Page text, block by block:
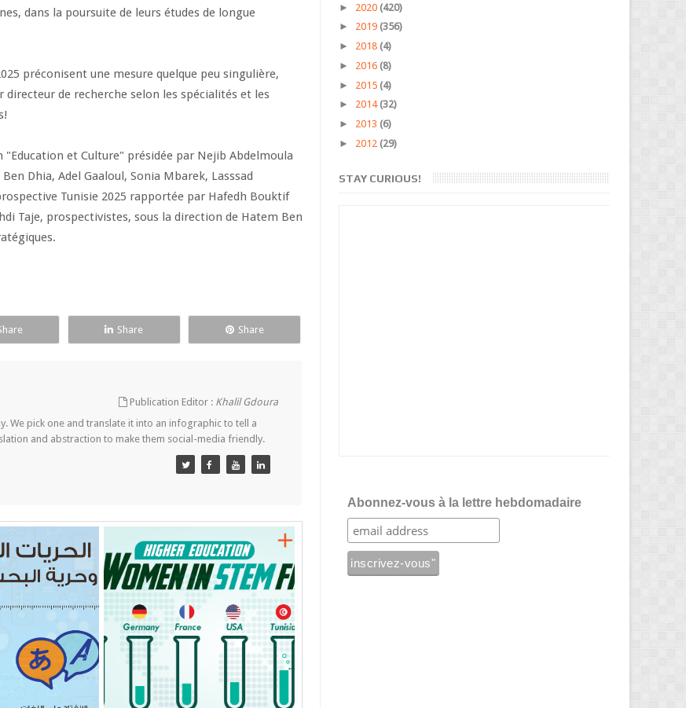
dans la poursuite de leurs études de longue
préconisent une mesure quelque peu singulière,
de recherche selon les spécialités et les
et Culture" présidée par Nejib Abdelmoula
Dhia, Adel Gaaloul, Sonia Mbarek, Lasssad
Tunisie 2025 rapportée par Hafedh Bouktif
Taje, prospectivistes, sous la direction de Hatem Ben
Share Share
Publication Editor : Khalil Gdoura
We pick one and translate it into an infographic to tell a
and abstraction to make them social-media friendly.
► 2020 (420)
► 2019 (356)
► 2018 (4)
► 2016 (8)
► 2015 (4)
► 2014 (32)
► 2013 (6)
► 2012 (29)
STAY CURIOUS!
Abonnez-vous à la lettre hebdomadaire